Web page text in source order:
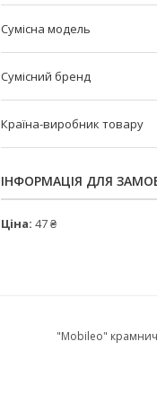
Сумісна модель
Сумісний бренд
Країна-виробник товару
ІНФОРМАЦІЯ ДЛЯ
Ціна: 47 ₴